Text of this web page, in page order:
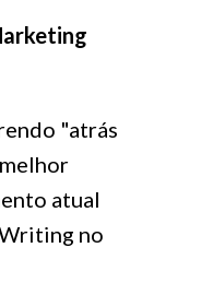
"atrás
atual
no